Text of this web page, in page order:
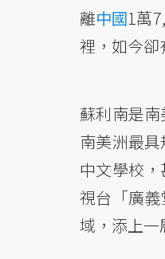
離中國1萬
裡，如今卻
蘇利南是
南美洲最
中文學校
視台「廣
域，添上一